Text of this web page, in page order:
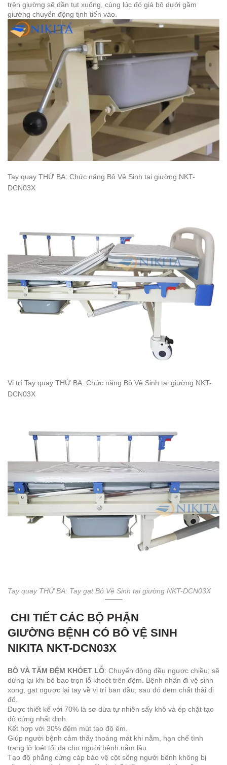
trên giường sẽ dần tụt xuống, cùng lúc đó giá bô dưới gầm
giường chuyển động tịnh tiến vào.
Tay quay THỨ BA: Chức năng Bô Vệ Sinh tại giường NKT-
DCN03X
Vị trí Tay quay THỨ BA: Chức năng Bô Vệ Sinh tại giường NKT-
DCN03X
Tay quay THỨ BA: Tay gạt Bô Vệ Sinh tại giường NKT-DCN03X
CHI TIẾT CÁC BỘ PHẬN
GIƯỜNG BỆNH CÓ BÔ VỆ SINH
NIKITA NKT-DCN03X
BÔ VÀ TẤM ĐỆM KHÓET LỖ: Chuyển động đều ngược chiều; sẽ
dừng lại khi bô bao trọn lỗ khoét trên đệm. Bệnh nhân đi vệ sinh
xong, gạt ngược lại tay về vị trí ban đầu; sau đó đem chất thải đi
đổ.
Được thiết kế với 70% là sơ dừa tự nhiên sấy khô và ép chặt tạo
độ cứng nhất định.
Kết hợp với 30% đệm mút tạo độ êm.
Giúp người bệnh cảm thấy thoáng mát khi nằm, hạn chế tình
trạng lở loét tối đa cho người bênh nằm lâu.
Tạo độ phẳng cứng cáp bảo vệ cột sống người bênh không bị